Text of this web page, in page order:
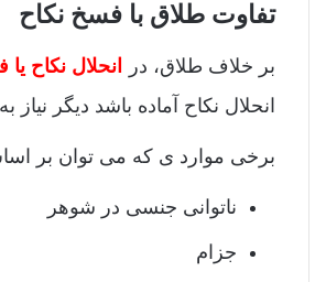
تفاوت طلاق با فسخ نکاح
بر خلاف طلاق، در انحلال نکاح
انحلال نکاح آماده باشد دیگر
برخی موارد ی که می توان بر اساس آن اقدام به
ناتوانی جنسی در شوهر
جزام